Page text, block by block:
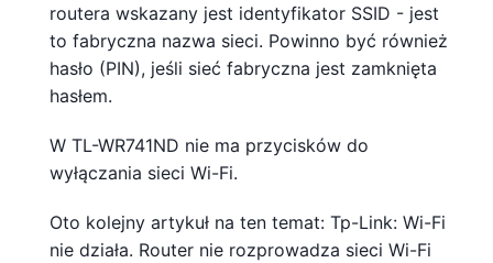
routera wskazany jest identyfikator SSID - jest
to fabryczna nazwa sieci. Powinno być również
hasło (PIN), jeśli sieć fabryczna jest zamknięta
hasłem.
W TL-WR741ND nie ma przycisków do
wyłączania sieci Wi-Fi.
Oto kolejny artykuł na ten temat: Tp-Link: Wi-Fi
nie działa. Router nie rozprowadza sieci Wi-Fi